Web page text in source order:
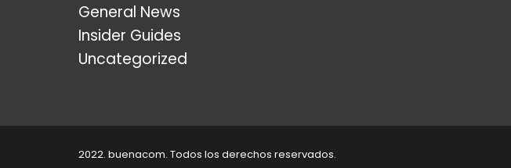
General News
Insider Guides
Uncategorized
2022. buenacom. Todos los derechos reservados.